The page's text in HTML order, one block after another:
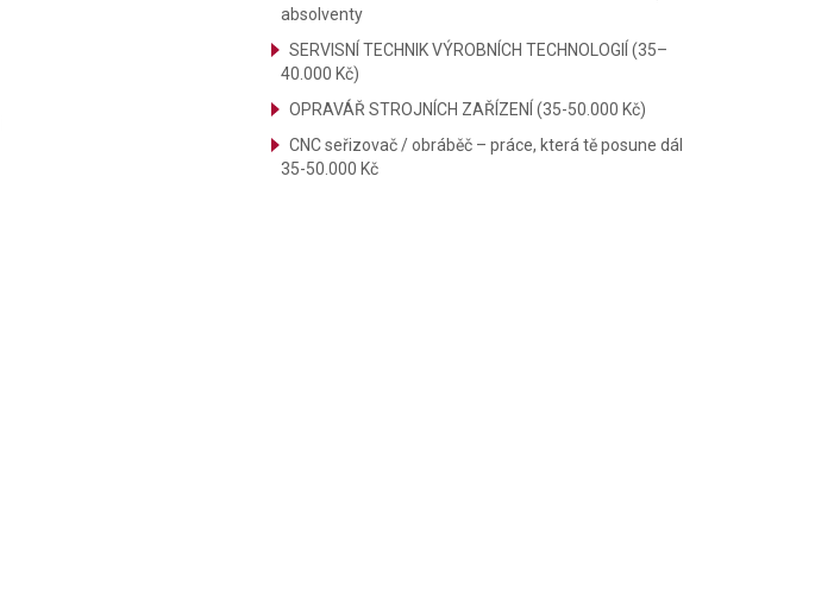
absolventy
SERVISNÍ TECHNIK VÝROBNÍCH TECHNOLOGIÍ (35–
40.000 Kč)
OPRAVÁŘ STROJNÍCH ZAŘÍZENÍ (35-50.000 Kč)
CNC seřizovač / obráběč – práce, která tě posune dál
35-50.000 Kč